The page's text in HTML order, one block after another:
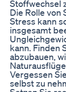
Stoffwechsel
Die Rolle von
Stress kann
insgesamt
kann. Finden
abzubauen,
Vergessen
selbst zu